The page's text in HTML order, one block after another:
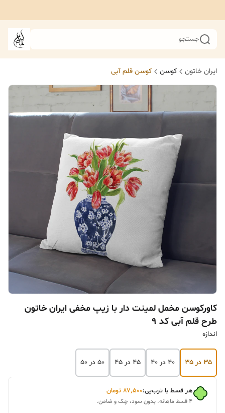
جستجو
ایران خاتون کوسن کوسن قلم آبی
کاورکوسن مخمل لمینت دار با زیپ مخفی ایران خاتون
طرح قلم آبی کد ۹
اندازه
۳۵ در ۳۵ ۴۰ در ۴۰ ۴۵ در ۴۵ ۵۰ در ۵۰
هر قسط با ترب‌پی:۸۷٬۵۰۰ تومان
۴ قسط ماهانه. بدون سود، چک و ضامن.